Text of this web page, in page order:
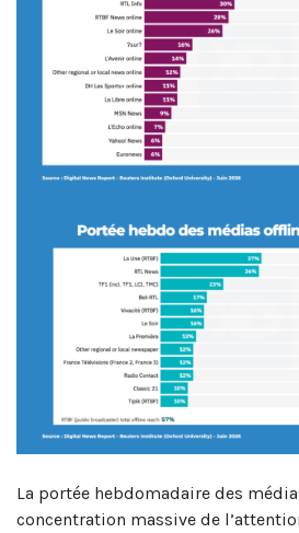
La portée hebdomadaire des
concentration massive de